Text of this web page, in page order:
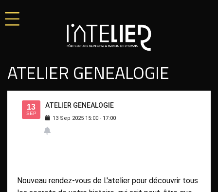
ATELIER GENEALOGIE
13
SEP
ATELIER GENEALOGIE
13 Sep 2025 15:00 - 17:00
Nouveau rendez-vous de L'atelier pour découvrir tous